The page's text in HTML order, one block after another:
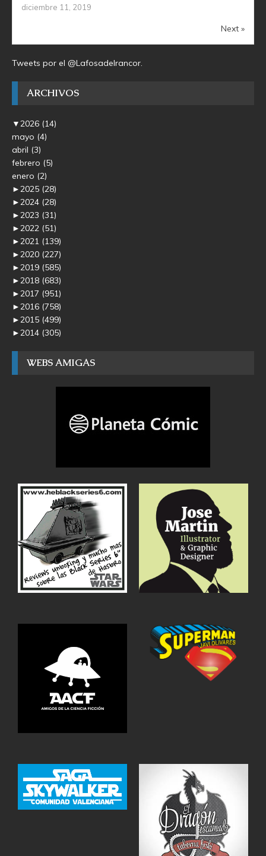
diciembre 11, 2019
Next »
Tweets por el @Lafosadelrancor.
ARCHIVOS
▼2026 (14)
mayo (4)
abril (3)
febrero (5)
enero (2)
►2025 (28)
►2024 (28)
►2023 (31)
►2022 (51)
►2021 (139)
►2020 (227)
►2019 (585)
►2018 (683)
►2017 (951)
►2016 (758)
►2015 (499)
►2014 (305)
WEBS AMIGAS